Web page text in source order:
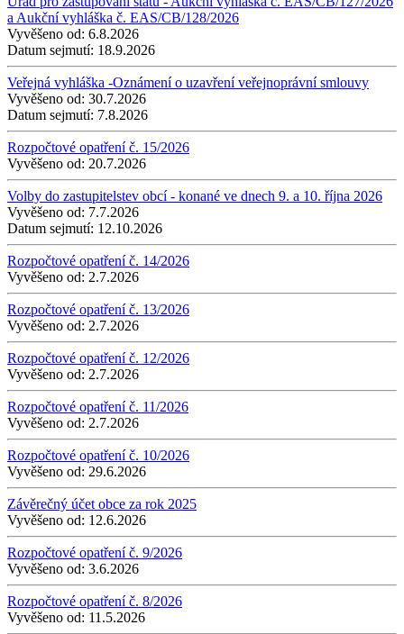
a Aukční vyhláška č. EAS/CB/128/2026
Vyvěšeno od: 6.8.2026
Datum sejmutí: 18.9.2026
Veřejná vyhláška -Oznámení o uzavření veřejnoprávní smlouvy
Vyvěšeno od: 30.7.2026
Datum sejmutí: 7.8.2026
Rozpočtové opatření č. 15/2026
Vyvěšeno od: 20.7.2026
Volby do zastupitelstev obcí - konané ve dnech 9. a 10. října 2026
Vyvěšeno od: 7.7.2026
Datum sejmutí: 12.10.2026
Rozpočtové opatření č. 14/2026
Vyvěšeno od: 2.7.2026
Rozpočtové opatření č. 13/2026
Vyvěšeno od: 2.7.2026
Rozpočtové opatření č. 12/2026
Vyvěšeno od: 2.7.2026
Rozpočtové opatření č. 11/2026
Vyvěšeno od: 2.7.2026
Rozpočtové opatření č. 10/2026
Vyvěšeno od: 29.6.2026
Závěrečný účet obce za rok 2025
Vyvěšeno od: 12.6.2026
Rozpočtové opatření č. 9/2026
Vyvěšeno od: 3.6.2026
Rozpočtové opatření č. 8/2026
Vyvěšeno od: 11.5.2026